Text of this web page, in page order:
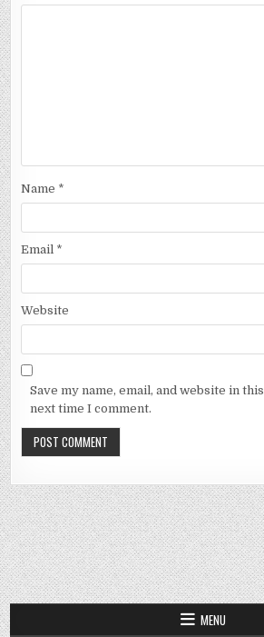
Name *
Email *
Website
Save my name, email, and website in
next time I comment.
MENU